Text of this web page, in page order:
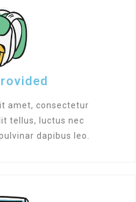
amet, consectetur
tellus, luctus nec
dapibus leo.